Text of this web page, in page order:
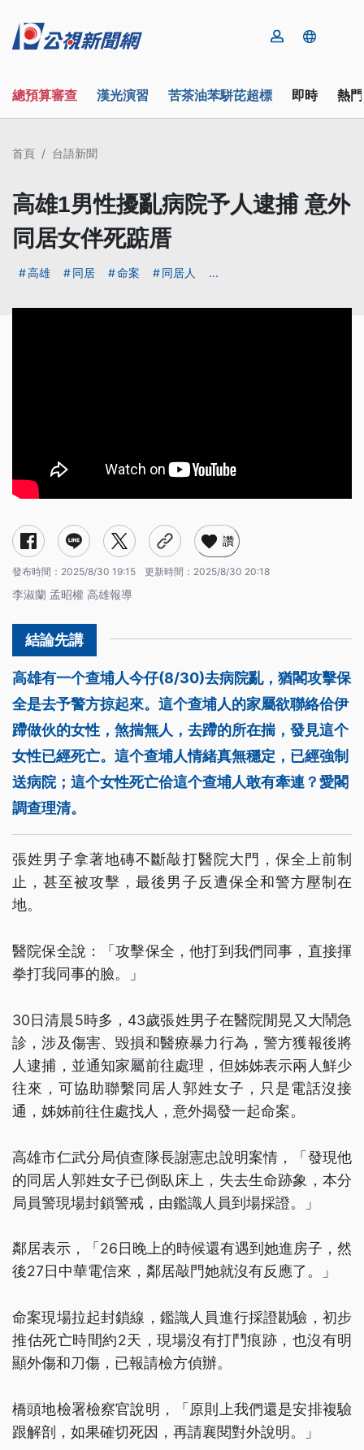
總預算審查 漢光演習 苦茶油苯駢芘超標 即時 熱
首頁 台語新聞
高雄1男性擾亂病院予人逮捕 意外
同居女伴死踮厝
高雄 同居 命案 同居人 ...
讚
發布時間： 2025/8/30 19:15 更新時間： 2025/8/30 20:18
李淑蘭 孟昭權 高雄報導
高雄有一个查埔人今仔(8/30)去病院亂，猶閣攻擊保
全是去予警方掠起來。這个查埔人的家屬欲聯絡佮伊
蹛做伙的女性，煞揣無人，去蹛的所在揣，發見這个
女性已經死亡。這个查埔人情緒真無穩定，已經強制
送病院；這个女性死亡佮這个查埔人敢有牽連？愛閣
調查理清。
張姓男子拿著地磚不斷敲打醫院大門，保全上前制
止，甚至被攻擊，最後男子反遭保全和警方壓制在
地。
醫院保全說：「攻擊保全，他打到我們同事，直接揮
拳打我同事的臉。」
30日清晨5時多，43歲張姓男子在醫院閒晃又大鬧急
診，涉及傷害、毀損和醫療暴力行為，警方獲報後將
人逮捕，並通知家屬前往處理，但姊姊表示兩人鮮少
往來，可協助聯繫同居人郭姓女子，只是電話沒接
通，姊姊前往住處找人，意外揭發一起命案。
高雄市仁武分局偵查隊長謝憲忠說明案情，「發現他
的同居人郭姓女子已倒臥床上，失去生命跡象，本分
局員警現場封鎖警戒，由鑑識人員到場採證。」
鄰居表示，「26日晚上的時候還有遇到她進房子，然
後27日中華電信來，鄰居敲門她就沒有反應了。」
命案現場拉起封鎖線，鑑識人員進行採證勘驗，初步
推估死亡時間約2天，現場沒有打鬥痕跡，也沒有明
顯外傷和刀傷，已報請檢方偵辦。
橋頭地檢署檢察官說明，「原則上我們還是安排複驗
跟解剖，如果確切死因，再請襄閱對外說明。」